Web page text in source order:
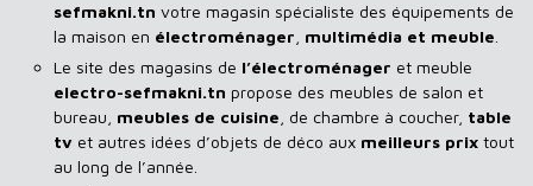
sefmakni.tn votre magasin spécialiste des équipements de
la maison en électroménager multimédia et meuble
Le site des magasins de l’électroménager et meuble
electro-sefmakni.tn propose des meubles de salon et
bureau, meubles de cuisine , de chambre à coucher, table
tv et autres idées d’objets de déco aux meilleurs prix tout
au long de l’année.